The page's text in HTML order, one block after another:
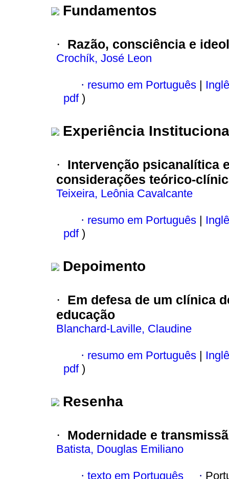
Fundamentos
· Razão, consciência e
Crochík, José Leon
· resumo em Português
pdf )
Experiência
·
Intervenção psicanalítica
considerações teórico-
Teixeira, Leônia Cavalcante
· resumo em Português
pdf )
Depoimento
·
Em defesa de um clínica
educação
Blanchard-Laville, Claudine
· resumo em Português
pdf )
Resenha
· Modernidade e
Batista, Douglas Emiliano
· texto em Português ·